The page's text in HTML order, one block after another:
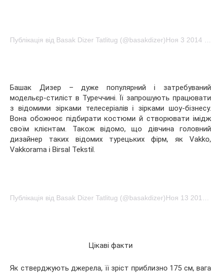
Башак Дизер – дуже популярний і затребуваний
модельєр-стиліст в Туреччині. Її запрошують працювати
з відомими зірками телесеріалів і зірками шоу-бізнесу.
Вона обожнює підбирати костюми й створювати імідж
своїм клієнтам. Також відомо, що дівчина головний
дизайнер таких відомих турецьких фірм, як Vakko,
Vakkorama і Birsal Tekstil.
Цікаві факти
Як стверджують джерела, її зріст приблизно 175 см, вага